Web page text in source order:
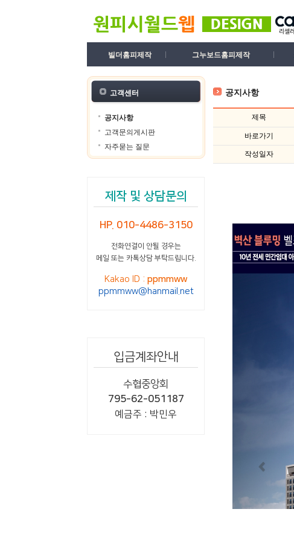
빌더홈피제작 그누보드홈피제작
고객센터
공지사항
고객문의게시판
자주묻는 질문
제작 및 상담문의
HP. 010-4486-3150
전화연결이 안될 경우는
메일 또는 카톡상담 부탁드립니다.
Kakao ID :ppmmww
ppmmww@hanmail.net
입금계좌안내
수협중앙회
795-62-051187
예금주 : 박민우
공지사항
제목
바로가기
작성일자